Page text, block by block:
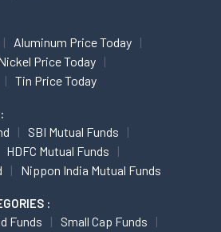
Aluminum Price Today
Price Today
Tin Price Today
SBI Mutual Funds
HDFC Mutual Funds
Nippon India Mutual Funds
:
Funds
Small Cap Funds